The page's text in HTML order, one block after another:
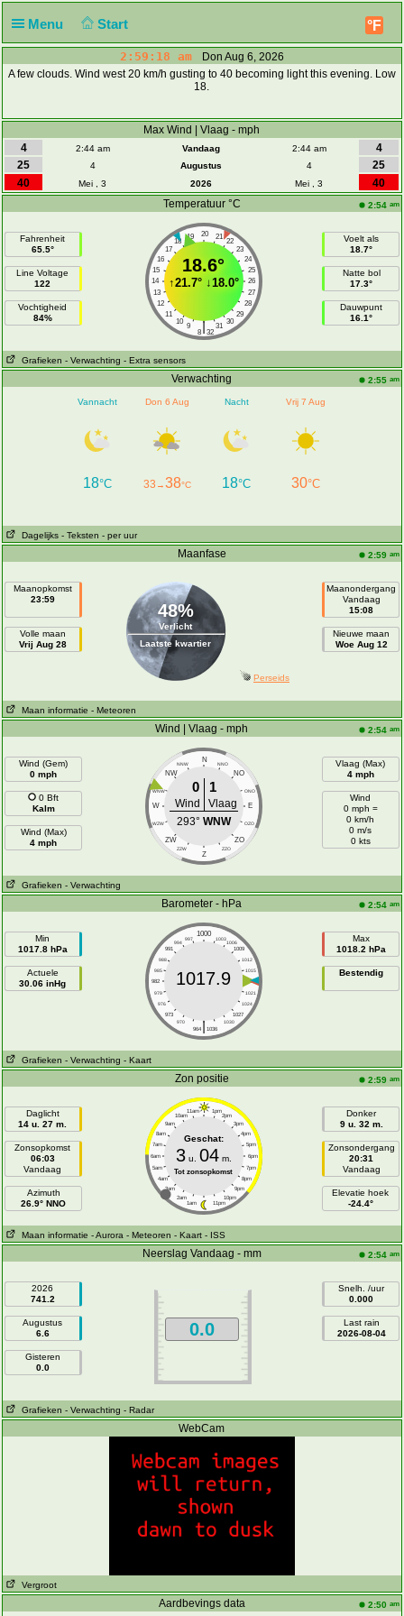
Menu Start °F
2:59:18 am
Don Aug 6, 2026
A few clouds. Wind west 20 km/h gusting to 40 becoming light this evening. Low
18.
Max Wind | Vlaag - mph
4
2:44 am Vandaag 2:44 am
4
25
4 Augustus 4
25
40
Mei , 3 2026 Mei , 3
40
Temperatuur °C
2:54 am
Fahrenheit
65.5°
Line Voltage
122
Vochtigheid
84%
20
19 21
18
22
17
23
16
24
15
25
14
26
13
27
12
28
11
29
10
30
9 31
|
8 32
18.6°
↑21.7°↓18.0°
Voelt als
18.7°
Natte bol
17.3°
Dauwpunt
16.1°
Grafieken - Verwachting - Extra sensors
Verwachting 2:55 am
Vannacht Don 6 Aug Nacht Vrij 7 Aug
18°C 33 →38°C 18°C 30°C
Dagelijks - Teksten - per uur
Maanfase 2:59 am
Maanopkomst
23:59
Volle maan
Vrij Aug 28
48%
Verlicht
Laatste kwartier
Maanondergang
Vandaag
15:08
Nieuwe maan
Woe Aug 12
Perseids
Maan informatie - Meteoren
Wind | Vlaag - mph 2:54 am
Wind (Gem)
0 mph
0 Bft
Kalm
Wind (Max)
4 mph
N
NNW NNO
NW NO
WNW ONO
W E
WZW OZO
ZW ZO
ZZW ZZO
Z
0 1
Wind
Vlaag
293° WNW
Vlaag (Max)
4 mph
Wind
0 mph =
0 km/h
0 m/s
0 kts
Grafieken - Verwachting
Barometer - hPa 2:54 am
Min
1017.8 hPa
Actuele
30.06 inHg
1000
997 1003
994
1006
991
1009
988
1012
985
1015
982
1018
979
1021
976
1024
973
1027
970
1030
|
964 1036
1017.9
Max
1018.2 hPa
Bestendig
Grafieken - Verwachting - Kaart
Zon positie 2:59 am
Daglicht
14 u. 27 m.
Zonsopkomst
06:03
Vandaag
Azimuth
26.9° NNO
11am 1pm
10am 2pm
9am 3pm
8am 4pm
7am 5pm
6am 6pm
5am 7pm
4am 8pm
3am 9pm
2am 10pm
1am 11pm
Geschat:
3u. 04m.
Tot zonsopkomst
Donker
9 u. 32 m.
Zonsondergang
20:31
Vandaag
Elevatie hoek
-24.4°
Maan informatie - Aurora - Meteoren - Kaart - ISS
Neerslag Vandaag - mm 2:54 am
2026
741.2
Augustus
6.6
Gisteren
0.0
0.0
Snelh. /uur
0.000
Last rain
2026-08-04
Grafieken - Verwachting - Radar
WebCam
Vergroot
Aardbevings data 2:50 am